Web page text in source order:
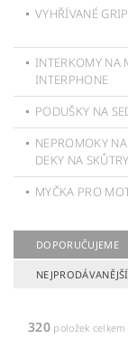
VYHŘÍVANÉ
INTERKOMY NA
INTERPHONE
PODUŠKY NA
NEPROMOKY
DEKY NA SKŮTRY
MYČKA PRO
DOPORUČUJEME
NEJPRODÁVANĚJŠÍ
320položek celkem